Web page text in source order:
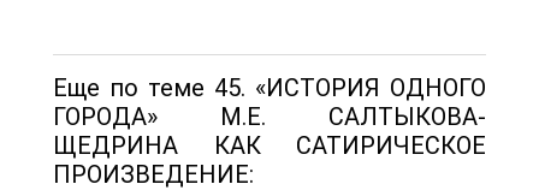
Еще по теме 45. «ИСТОРИЯ ОДНОГО
ГОРОДА» М.Е. САЛТЫКОВА-
ЩЕДРИНА КАК САТИРИЧЕСКОЕ
ПРОИЗВЕДЕНИЕ: